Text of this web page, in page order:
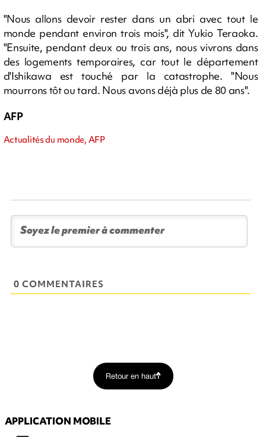
"Nous allons devoir rester dans un abri avec tout le
monde pendant environ trois mois", dit Yukio Teraoka.
"Ensuite, pendant deux ou trois ans, nous vivrons dans
des logements temporaires, car tout le département
d'Ishikawa est touché par la catastrophe. "Nous
mourrons tôt ou tard. Nous avons déjà plus de 80 ans".
AFP
Actualités du monde, AFP
0 COMMENTAIRES
Retour en haut
APPLICATION MOBILE